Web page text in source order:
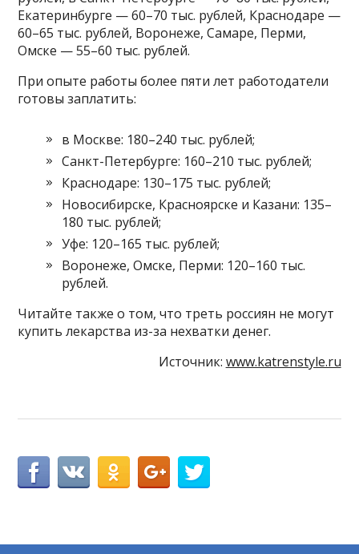
Екатеринбурге — 60–70 тыс. рублей, Краснодаре —
60–65 тыс. рублей, Воронеже, Самаре, Перми,
Омске — 55–60 тыс. рублей.
При опыте работы более пяти лет работодатели
готовы заплатить:
в Москве: 180–240 тыс. рублей;
Санкт-Петербурге: 160–210 тыс. рублей;
Краснодаре: 130–175 тыс. рублей;
Новосибирске, Красноярске и Казани: 135–
180 тыс. рублей;
Уфе: 120–165 тыс. рублей;
Воронеже, Омске, Перми: 120–160 тыс.
рублей.
Читайте также о том, что треть россиян не могут
купить лекарства из-за нехватки денег.
Источник: www.katrenstyle.ru